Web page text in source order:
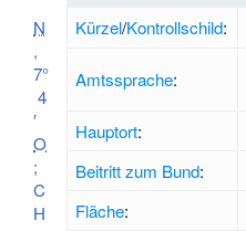
Kürzel/Kontrollschild:
Amtssprache:
Hauptort:
Beitritt zum Bund:
Fläche:
N
,
7°
4
′
O
;
C
H